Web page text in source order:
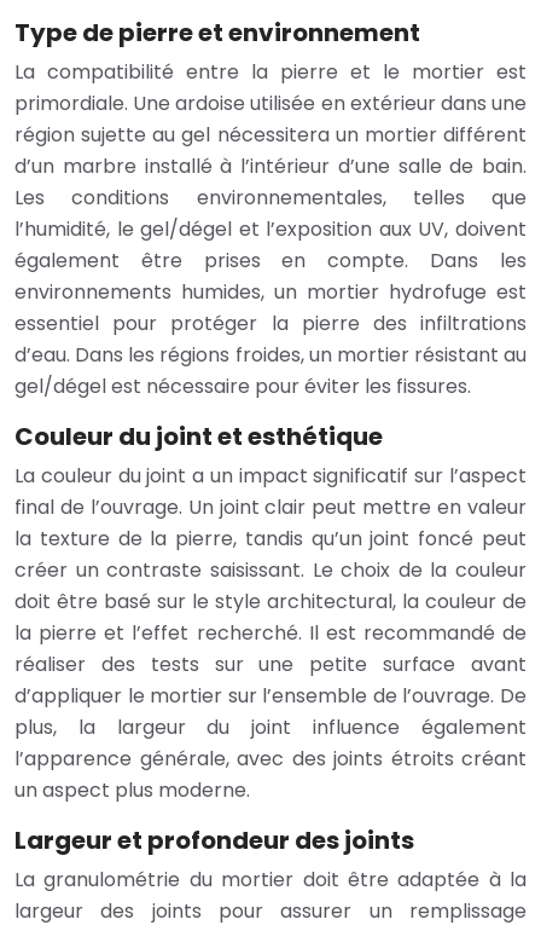
Type de pierre et environnement
La compatibilité entre la pierre et le mortier est
primordiale. Une ardoise utilisée en extérieur dans une
région sujette au gel nécessitera un mortier différent
d’un marbre installé à l’intérieur d’une salle de bain.
Les conditions environnementales, telles que
l’humidité, le gel/dégel et l’exposition aux UV, doivent
également être prises en compte. Dans les
environnements humides, un mortier hydrofuge est
essentiel pour protéger la pierre des infiltrations
d’eau. Dans les régions froides, un mortier résistant au
gel/dégel est nécessaire pour éviter les fissures.
Couleur du joint et esthétique
La couleur du joint a un impact significatif sur l’aspect
final de l’ouvrage. Un joint clair peut mettre en valeur
la texture de la pierre, tandis qu’un joint foncé peut
créer un contraste saisissant. Le choix de la couleur
doit être basé sur le style architectural, la couleur de
la pierre et l’effet recherché. Il est recommandé de
réaliser des tests sur une petite surface avant
d’appliquer le mortier sur l’ensemble de l’ouvrage. De
plus, la largeur du joint influence également
l’apparence générale, avec des joints étroits créant
un aspect plus moderne.
Largeur et profondeur des joints
La granulométrie du mortier doit être adaptée à la
largeur des joints pour assurer un remplissage